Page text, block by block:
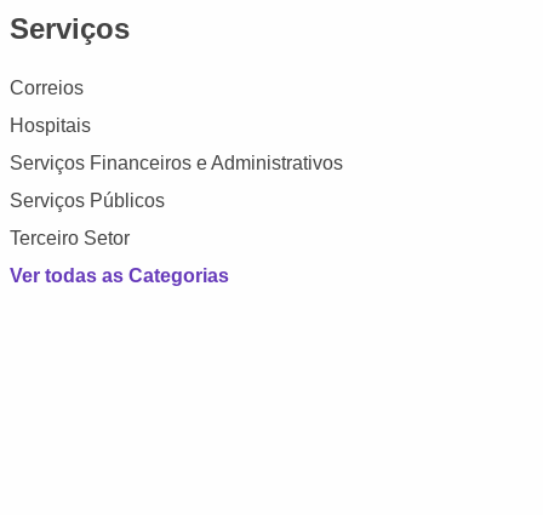
Serviços
Correios
Hospitais
Serviços Financeiros e Administrativos
Serviços Públicos
Terceiro Setor
Ver todas as Categorias